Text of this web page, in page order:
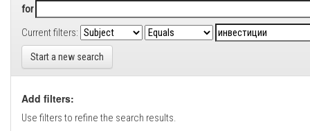
for
Current filters:
Start a new search
Add filters:
Use filters to refine the search results.